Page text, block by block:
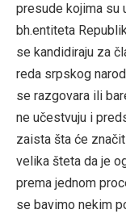
presude kojima su
bh.entiteta
se kandidiraju za
reda srpskog
se razgovara ili
ne učestvuju i
zaista šta će
velika šteta da je
prema jednom
se bavimo nekim